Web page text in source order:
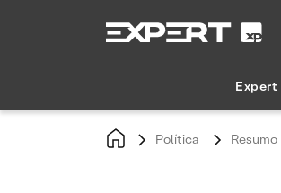
Expert
Política